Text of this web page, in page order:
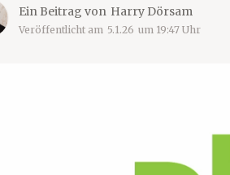
Ein Beitrag von Harry Dörsam
Veröffentlicht am 5.1.26 um 19:47 Uhr